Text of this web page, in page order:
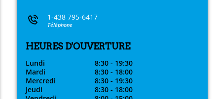
1-438 795-6417
Téléphone
HEURES D'OUVERTURE
Lundi
8:30 - 19:30
Mardi
8:30 - 18:00
Mercredi
8:30 - 19:30
Jeudi
8:30 - 18:00